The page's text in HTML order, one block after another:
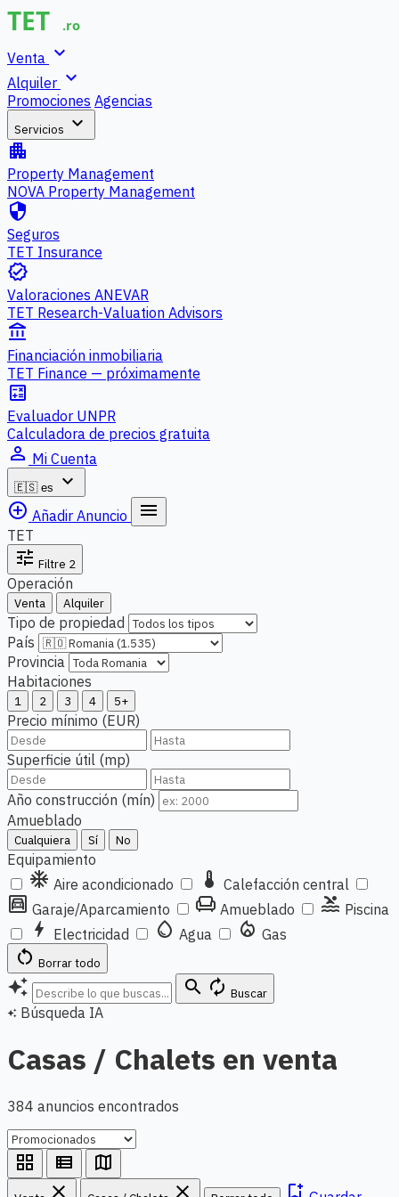
Venta expand_more
Alquiler expand_more
Promociones Agencias
Servicios expand_more
apartment
Property Management
NOVA Property Management
security
Seguros
TET Insurance
verified
Valoraciones ANEVAR
TET Research-Valuation Advisors
account_balance
Financiación inmobiliaria
TET Finance — próximamente
calculate
Evaluador UNPR
Calculadora de precios gratuita
person_outline Mi Cuenta
🇪🇸 es
expand_more
add_circle_outline Añadir Anuncio menu
TET
tune Filtre 2
Operación
Venta Alquiler
Tipo de propiedad
País
Provincia
Habitaciones
1 2 3 4 5+
Precio mínimo (EUR)
Superficie útil (mp)
Año construcción (mín)
Amueblado
Cualquiera Sí No
Equipamiento
ac_unit Aire acondicionado thermostat Calefacción central
garage Garaje/Aparcamiento chair Amueblado pool Piscina
bolt Electricidad water_drop Agua local_fire_department Gas
restart_alt Borrar todo
auto_awesome search autorenew Buscar
auto_awesome Búsqueda IA
Casas / Chalets en venta
384 anuncios encontrados
grid_view view_list map
close close bookmark_add